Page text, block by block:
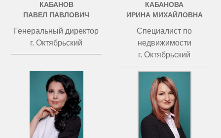
КАБАНОВ
ПАВЕЛ ПАВЛОВИЧ
Генеральный директор
г. Октябрьский
КАБАНОВА
ИРИНА МИХАЙЛОВНА
Специалист по
недвижимости
г. Октябрьский